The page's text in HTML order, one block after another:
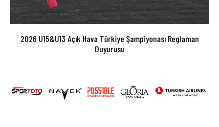
2026 U15&U13 Açık Hava Türkiye Şampiyonası Reglaman
Duyurusu